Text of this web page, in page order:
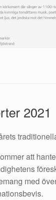
2021
att
med